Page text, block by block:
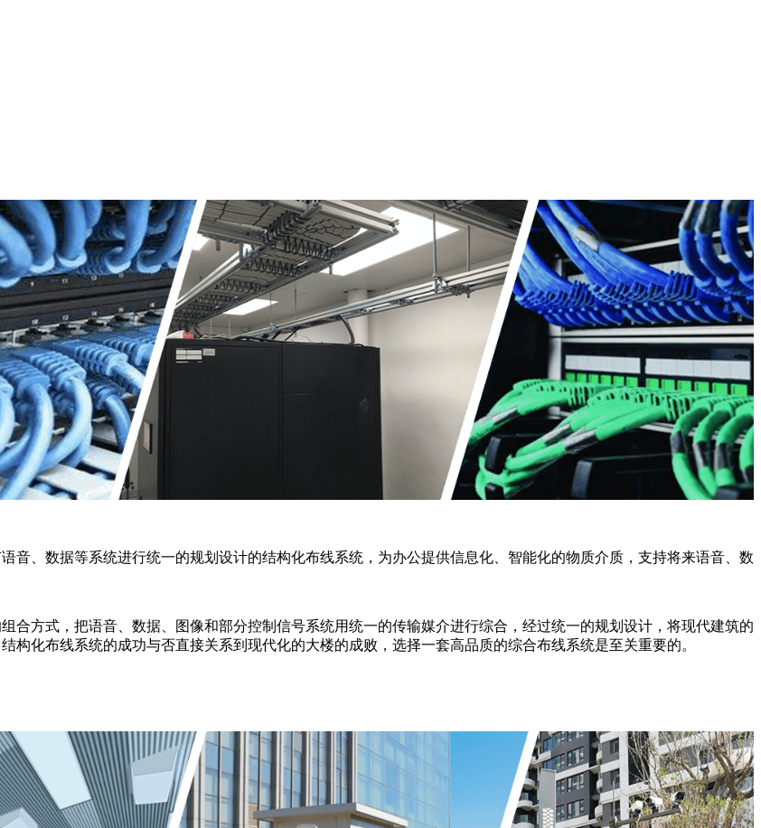
音、数据等系统进行统一的规划设计的结构化布线系统，为办公提供信息化、智能化的物质介质，支持将来语音、数
合方式，把语音、数据、图像和部分控制信号系统用统一的传输媒介进行综合，经过统一的规划设计，将现代建筑的
化布线系统的成功与否直接关系到现代化的大楼的成败，选择一套高品质的综合布线系统是至关重要的。